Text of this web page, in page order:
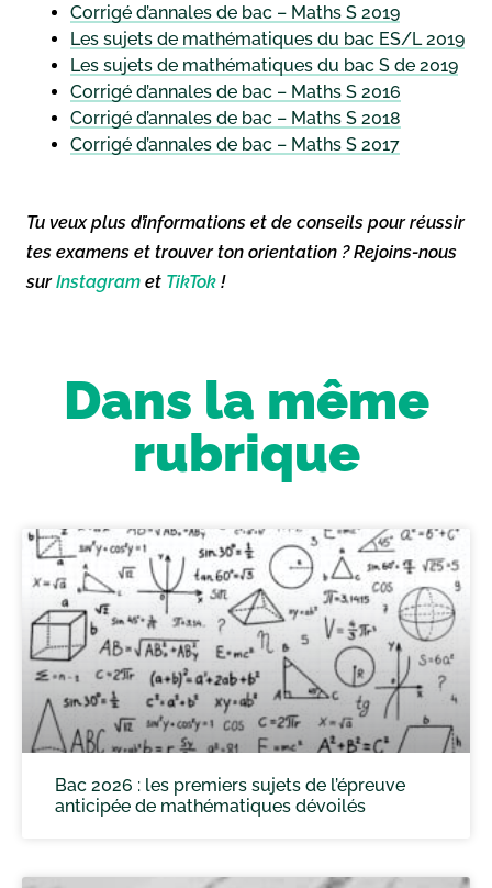
Corrigé d’annales de bac – Maths S 2019
Les sujets de mathématiques du bac ES/L 2019
Les sujets de mathématiques du bac S de 2019
Corrigé d’annales de bac – Maths S 2016
Corrigé d’annales de bac – Maths S 2018
Corrigé d’annales de bac – Maths S 2017
Tu veux plus d’informations et de conseils pour réussir
tes examens et trouver ton orientation ? Rejoins-nous
surInstagram et TikTok !
Dans la même
rubrique
Bac 2026 : les premiers sujets de l’épreuve
anticipée de mathématiques dévoilés